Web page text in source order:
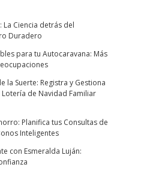
Ciencia detrás del
Duradero
para tu Autocaravana: Más
la Suerte: Registra y Gestiona
de Navidad Familiar
Planifica tus Consultas de
Inteligentes
con Esmeralda Luján: